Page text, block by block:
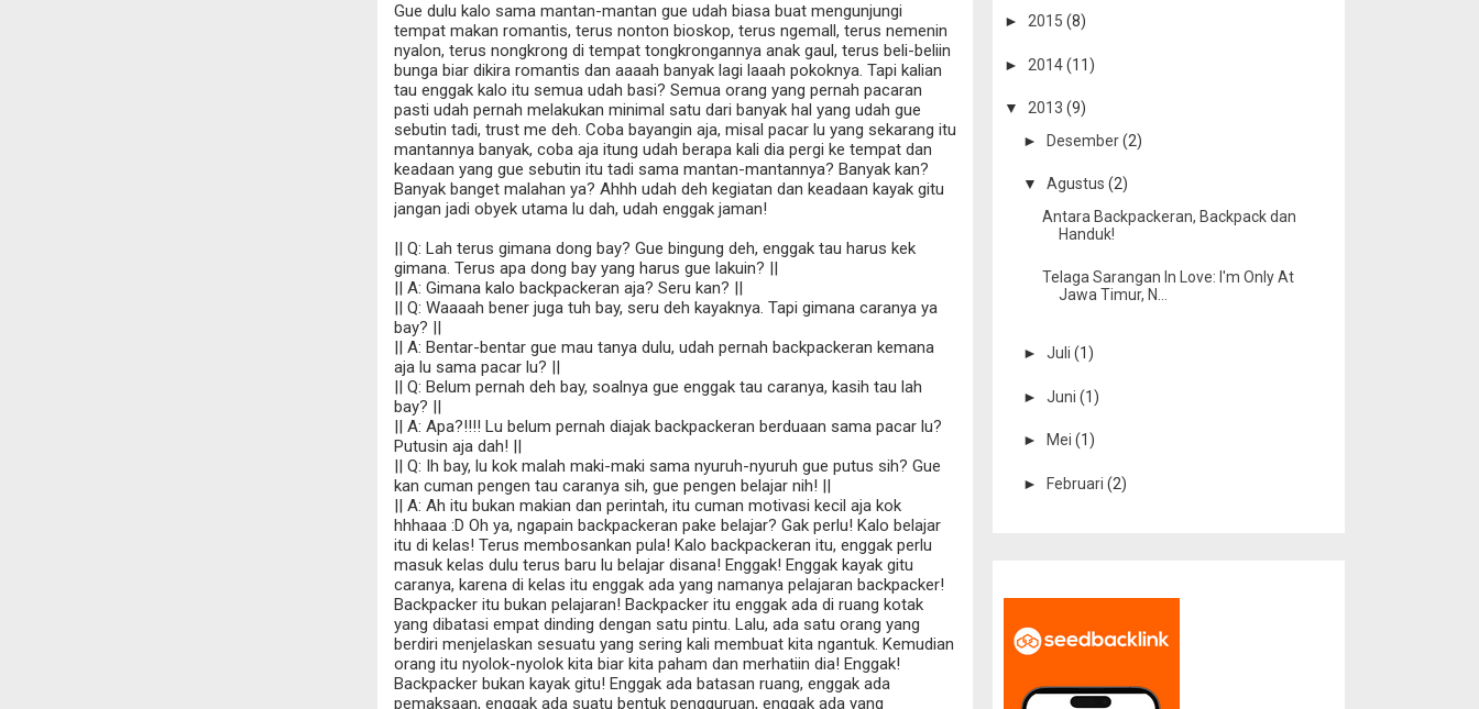
Gue dulu kalo sama mantan-mantan gue udah biasa buat mengunjungi
tempat makan romantis, terus nonton bioskop, terus ngemall, terus nemenin
nyalon, terus nongkrong di tempat tongkrongannya anak gaul, terus beli-beliin
bunga biar dikira romantis dan aaaah banyak lagi laaah pokoknya. Tapi kalian
tau enggak kalo itu semua udah basi? Semua orang yang pernah pacaran
pasti udah pernah melakukan minimal satu dari banyak hal yang udah gue
sebutin tadi, trust me deh. Coba bayangin aja, misal pacar lu yang sekarang itu
mantannya banyak, coba aja itung udah berapa kali dia pergi ke tempat dan
keadaan yang gue sebutin itu tadi sama mantan-mantannya? Banyak kan?
Banyak banget malahan ya? Ahhh udah deh kegiatan dan keadaan kayak gitu
jangan jadi obyek utama lu dah, udah enggak jaman!
|| Q: Lah terus gimana dong bay? Gue bingung deh, enggak tau harus kek
gimana. Terus apa dong bay yang harus gue lakuin? ||
|| A: Gimana kalo backpackeran aja? Seru kan? ||
|| Q: Waaaah bener juga tuh bay, seru deh kayaknya. Tapi gimana caranya ya
bay? ||
|| A: Bentar-bentar gue mau tanya dulu, udah pernah backpackeran kemana
aja lu sama pacar lu? ||
|| Q: Belum pernah deh bay, soalnya gue enggak tau caranya, kasih tau lah
bay? ||
|| A: Apa?!!!! Lu belum pernah diajak backpackeran berduaan sama pacar lu?
Putusin aja dah! ||
|| Q: Ih bay, lu kok malah maki-maki sama nyuruh-nyuruh gue putus sih? Gue
kan cuman pengen tau caranya sih, gue pengen belajar nih! ||
|| A: Ah itu bukan makian dan perintah, itu cuman motivasi kecil aja kok
hhhaaa :D Oh ya, ngapain backpackeran pake belajar? Gak perlu! Kalo belajar
itu di kelas! Terus membosankan pula! Kalo backpackeran itu, enggak perlu
masuk kelas dulu terus baru lu belajar disana! Enggak! Enggak kayak gitu
caranya, karena di kelas itu enggak ada yang namanya pelajaran backpacker!
Backpacker itu bukan pelajaran! Backpacker itu enggak ada di ruang kotak
yang dibatasi empat dinding dengan satu pintu. Lalu, ada satu orang yang
berdiri menjelaskan sesuatu yang sering kali membuat kita ngantuk. Kemudian
orang itu nyolok-nyolok kita biar kita paham dan merhatiin dia! Enggak!
Backpacker bukan kayak gitu! Enggak ada batasan ruang, enggak ada
pemaksaan, enggak ada suatu bentuk pengguruan, enggak ada yang
► 2015 (8)
► 2014(11)
▼ 2013 (9)
► Desember(2)
▼ Agustus (2)
Antara Backpackeran, Backpack dan
Handuk!
Telaga Sarangan In Love: I'm Only At
Jawa Timur, N...
► Juli (1)
► Juni (1)
► Mei (1)
► Februari (2)